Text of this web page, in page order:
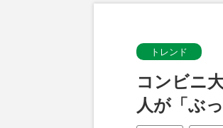
トレンド
コンビニ
人が「ぶ